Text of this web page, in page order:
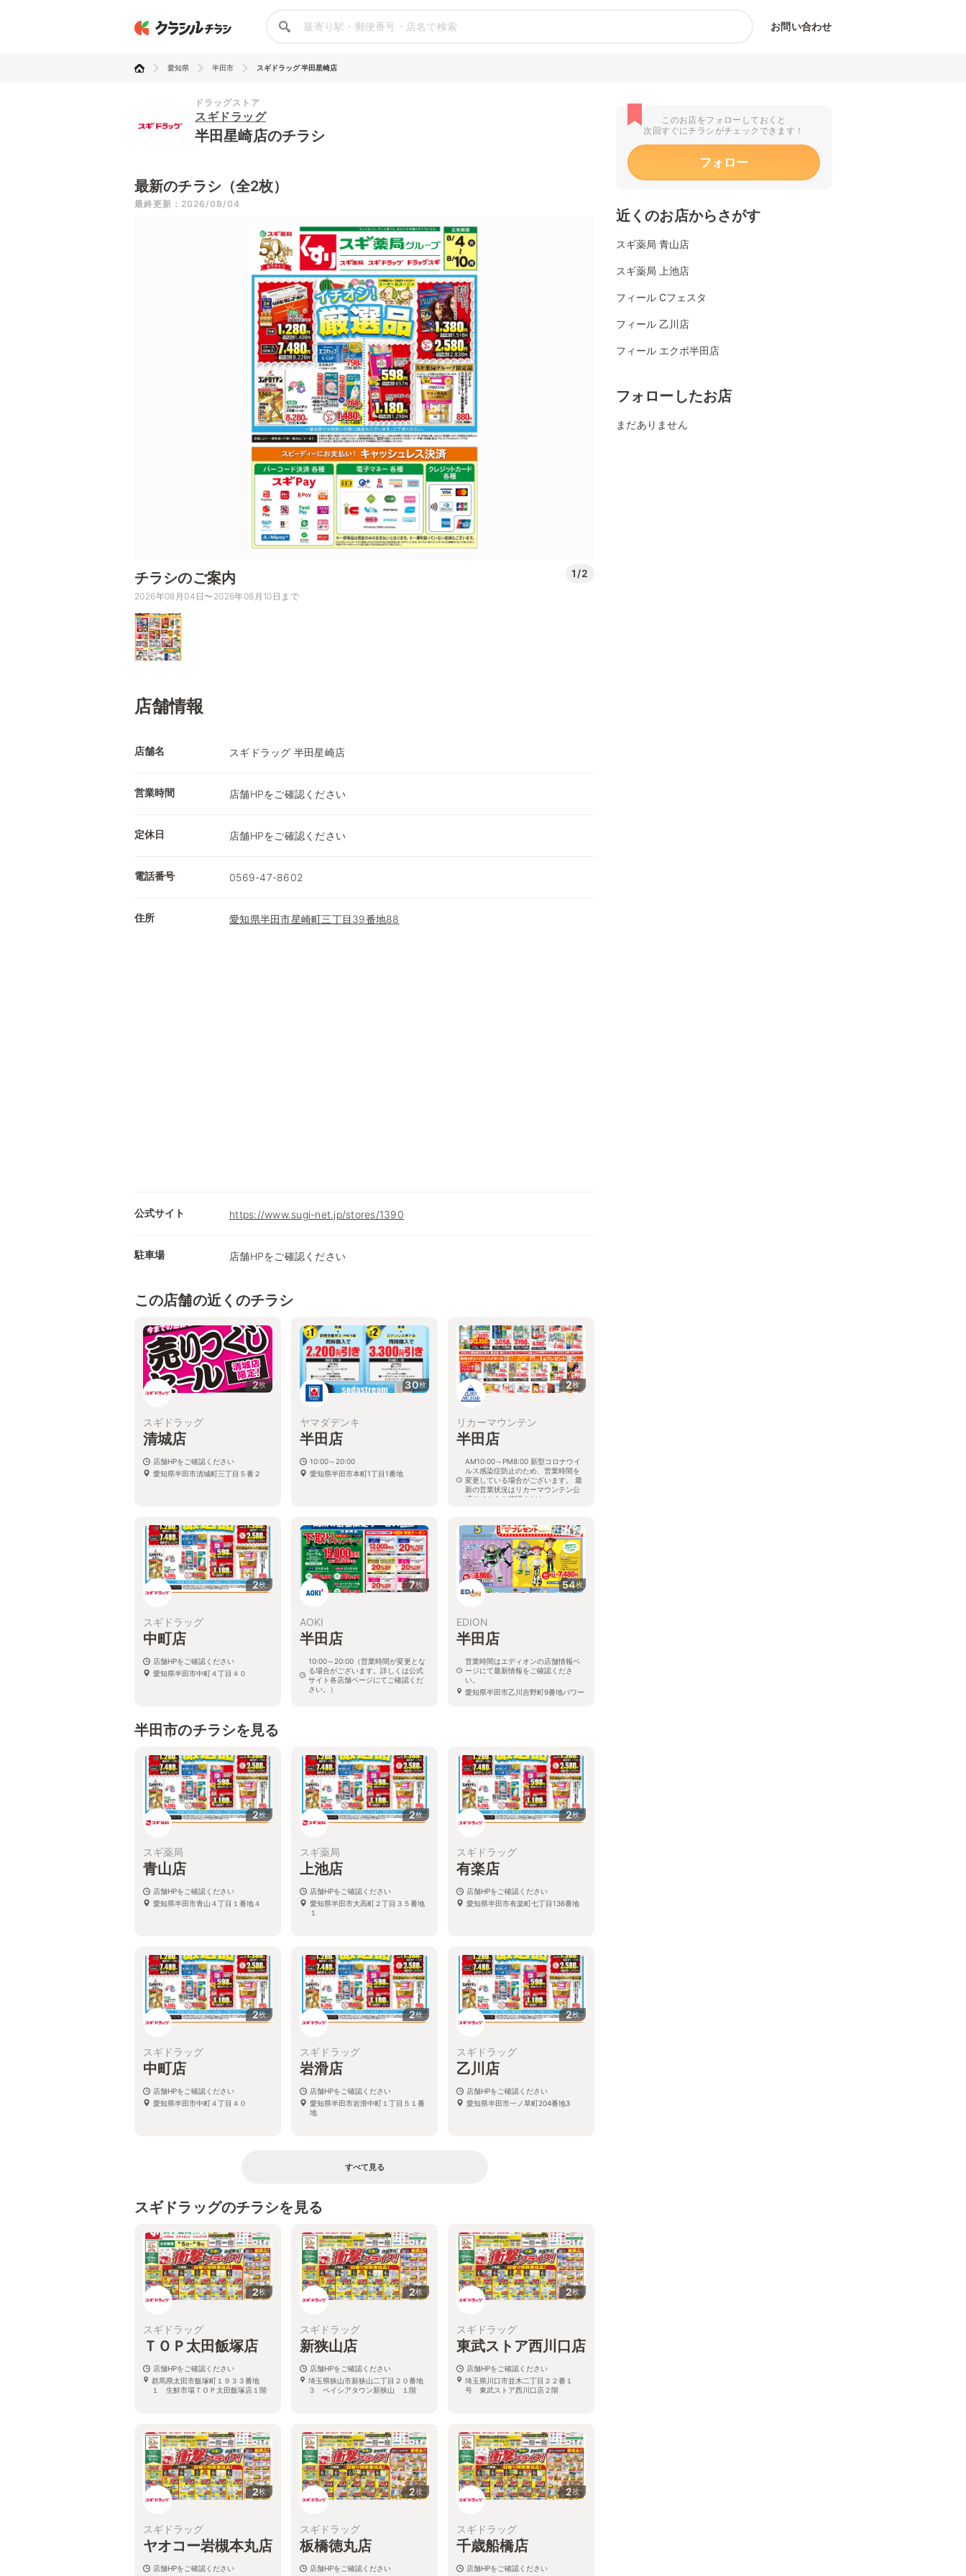
お問い合わせ
愛知県 半田市 スギドラッグ 半田星崎店
ドラッグストア
スギドラッグ
半田星崎店のチラシ
最新のチラシ（全2枚）
最終更新：2026/08/04
チラシのご案内 1/2
2026年08月04日〜2026年08月10日まで
店舗情報
店舗名 スギドラッグ 半田星崎店
営業時間 店舗HPをご確認ください
定休日 店舗HPをご確認ください
電話番号 0569-47-8602
住所 愛知県半田市星崎町三丁目39番地88
公式サイト https://www.sugi-net.jp/stores/1390
駐車場 店舗HPをご確認ください
この店舗の近くのチラシ
2枚
スギドラッグ
清城店
店舗HPをご確認ください
愛知県半田市清城町三丁目５番２
30枚
ヤマダデンキ
半田店
10:00～20:00
愛知県半田市本町1丁目1番地
2枚
リカーマウンテン
半田店
AM10:00～PM8:00 新型コロナウイ
ルス感染症防止のため、営業時間を
変更している場合がございます。 最
新の営業状況はリカーマウンテン公
式サイトをご確認ください。
2枚
スギドラッグ
中町店
店舗HPをご確認ください
愛知県半田市中町４丁目４０
7枚
AOKI
半田店
10:00～20:00（営業時間が変更とな
る場合がございます。詳しくは公式
サイト各店舗ページにてご確認くだ
さい。）
54枚
EDION
半田店
営業時間はエディオンの店舗情報ペ
ージにて最新情報をご確認くださ
い。
愛知県半田市乙川吉野町9番地パワー
半田市のチラシを見る
2枚
スギ薬局
青山店
店舗HPをご確認ください
愛知県半田市青山４丁目１番地４
2枚
スギ薬局
上池店
店舗HPをご確認ください
愛知県半田市大高町２丁目３５番地
１
2枚
スギドラッグ
有楽店
店舗HPをご確認ください
愛知県半田市有楽町七丁目136番地
2枚
スギドラッグ
中町店
店舗HPをご確認ください
愛知県半田市中町４丁目４０
2枚
スギドラッグ
岩滑店
店舗HPをご確認ください
愛知県半田市岩滑中町１丁目５１番
地
2枚
スギドラッグ
乙川店
店舗HPをご確認ください
愛知県半田市一ノ草町204番地3
すべて見る
スギドラッグのチラシを見る
2枚
スギドラッグ
ＴＯＰ太田飯塚店
店舗HPをご確認ください
群馬県太田市飯塚町１９３３番地
１ 生鮮市場ＴＯＰ太田飯塚店１階
2枚
スギドラッグ
新狭山店
店舗HPをご確認ください
埼玉県狭山市新狭山二丁目２０番地
３ ベイシアタウン新狭山 １階
2枚
スギドラッグ
東武ストア西川口店
店舗HPをご確認ください
埼玉県川口市並木二丁目２２番１
号 東武ストア西川口店２階
2枚
スギドラッグ
ヤオコー岩槻本丸店
店舗HPをご確認ください
2枚
スギドラッグ
板橋徳丸店
店舗HPをご確認ください
2枚
スギドラッグ
千歳船橋店
店舗HPをご確認ください
このお店をフォローしておくと
次回すぐにチラシがチェックできます！
フォロー
近くのお店からさがす
スギ薬局 青山店
スギ薬局 上池店
フィール Cフェスタ
フィール 乙川店
フィール エクボ半田店
フォローしたお店
まだありません